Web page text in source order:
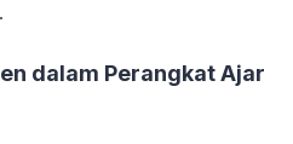
dalam Perangkat Ajar